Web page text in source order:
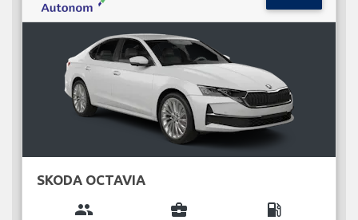
SKODA OCTAVIA
group business_center local_gas_station